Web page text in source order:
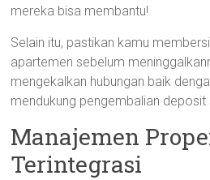
mereka bisa membantu!
Selain itu, pastikan kamu
apartemen sebelum
mengekalkan hubungan baik
mendukung pengembalian deposit
Manajemen
Terintegrasi